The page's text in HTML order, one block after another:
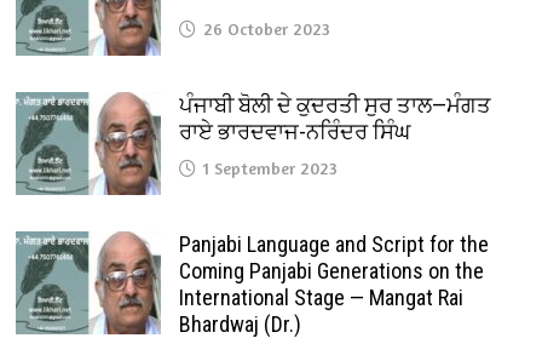
26 October 2023
ਪੰਜਾਬੀ ਬੋਲੀ ਦੇ ਕੁਦਰਤੀ ਸੁਰ ਤਾਲ—ਮੰਗਤ
ਰਾਏ ਭਾਰਦਵਾਜ-ਨਰਿੰਦਰ ਸਿੰਘ
1 September 2023
Panjabi Language and Script for the
Coming Panjabi Generations on the
International Stage — Mangat Rai
Bhardwaj (Dr.)